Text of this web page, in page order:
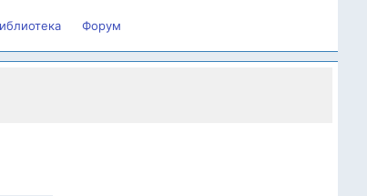
Форум